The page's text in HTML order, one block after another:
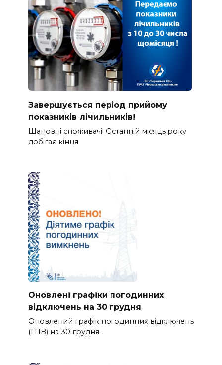
Завершується період прийому
показників лічильників!
Шановні споживачі! Останній місяць року
добігає кінця
Оновлені графіки погодинних
відключень на 30 грудня
Оновлений графік погодинних відключень
(ГПВ) на 30 грудня.